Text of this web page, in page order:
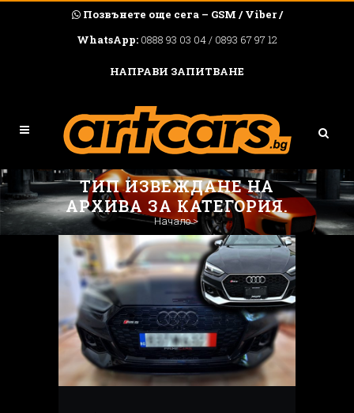
Позвънете още сега – GSM / Viber /
WhatsApp: 0888 93 03 04 / 0893 67 97 12
НАПРАВИ ЗАПИТВАНЕ
ТИП ИЗВЕЖДАНЕ НА
АРХИВА ЗА КАТЕГОРИЯ.
Начало>